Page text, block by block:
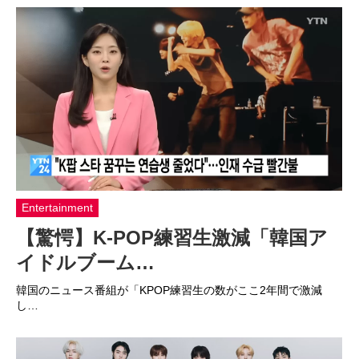
Entertainment
【驚愕】K-POP練習生激減「韓国ア
イドルブーム…
韓国のニュース番組が「KPOP練習生の数がここ2年間で激減
し…